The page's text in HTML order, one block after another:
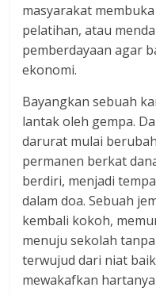
masyarakat
pelatihan, atau
pemberdayaan agar
ekonomi.
Bayangkan sebuah
lantak oleh gempa.
darurat mulai
permanen berkat
berdiri, menjadi
dalam doa. Sebuah
kembali kokoh,
menuju sekolah
terwujud dari niat
mewakafkan